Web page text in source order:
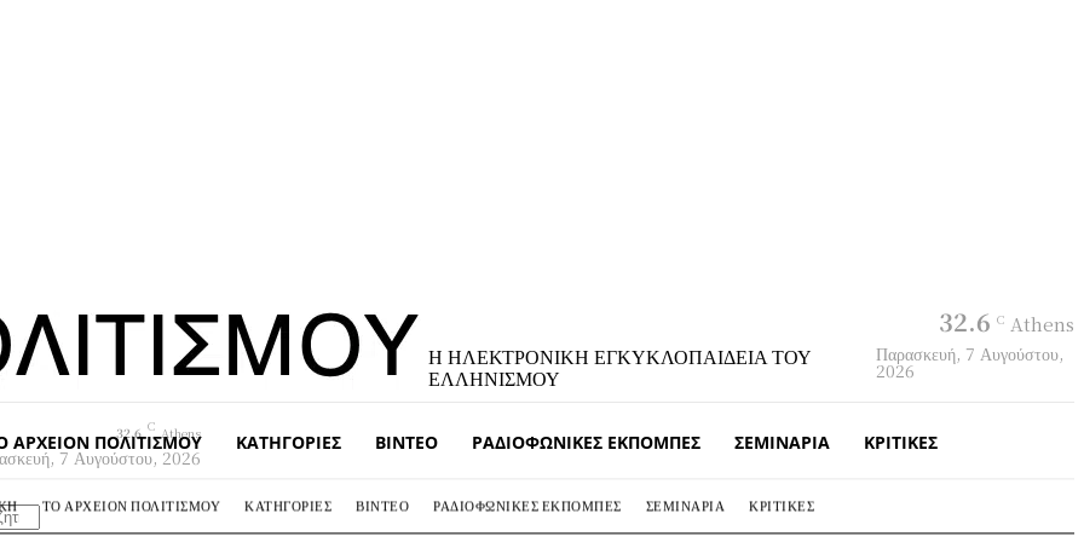
Η ΗΛΕΚΤΡΟΝΙΚΗ ΕΓΚΥΚΛΟΠΑΙΔΕΙΑ ΤΟΥ
ΕΛΛΗΝΙΣΜΟΥ
32.6 C Athens
Παρασκευή, 7 Αυγούστου,
2026
ΑΡΧΕΊΟΝ ΠΟΛΙΤΙΣΜΟΎ ΚΑΤΗΓΟΡΊΕΣ ΒΊΝΤΕΟ ΡΑΔΙΟΦΩΝΙΚΈΣ ΕΚΠΟΜΠΈΣ ΣΕΜΙΝΆΡΙΑ ΚΡΙΤΙΚΈΣ
32.6 C Athens
7 Αυγούστου, 2026
ΤΟ ΑΡΧΕΊΟΝ ΠΟΛΙΤΙΣΜΟΎ ΚΑΤΗΓΟΡΊΕΣ ΒΊΝΤΕΟ ΡΑΔΙΟΦΩΝΙΚΈΣ ΕΚΠΟΜΠΈΣ ΣΕΜΙΝΆΡΙΑ ΚΡΙΤΙΚΈΣ